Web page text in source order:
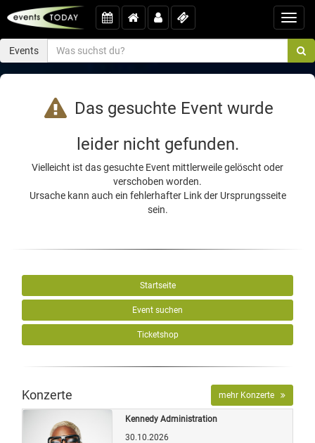
Events
Das gesuchte Event wurde
leider nicht gefunden.
Vielleicht ist das gesuchte Event mittlerweile gelöscht oder
verschoben worden.
Ursache kann auch ein fehlerhafter Link der Ursprungsseite
sein.
Startseite
Event suchen
Ticketshop
Konzerte mehr Konzerte
Kennedy Administration
30.10.2026